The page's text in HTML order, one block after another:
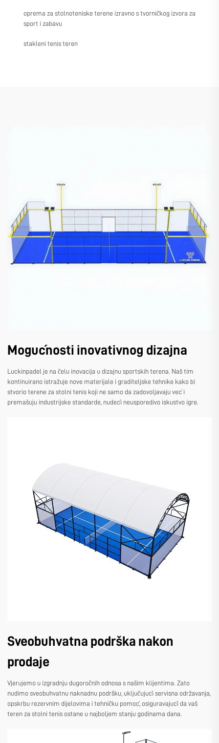
oprema za stolnoteniske terene izravno s tvorničkog izvora za
sport i zabavu
stakleni tenis teren
Mogućnosti inovativnog dizajna
Luckinpadel je na čelu inovacija u dizajnu sportskih terena. Naš tim
kontinuirano istražuje nove materijale i graditeljske tehnike kako bi
stvorio terene za stolni tenis koji ne samo da zadovoljavaju već i
premašuju industrijske standarde, nudeći neusporedivo iskustvo igre.
Sveobuhvatna podrška nakon
prodaje
Vjerujemo u izgradnju dugoročnih odnosa s našim klijentima. Zato
nudimo sveobuhvatnu naknadnu podršku, uključujući servisna održavanja,
opskrbu rezervnim dijelovima i tehničku pomoć, osiguravajući da vaš
teren za stolni tenis ostane u najboljem stanju godinama dana.